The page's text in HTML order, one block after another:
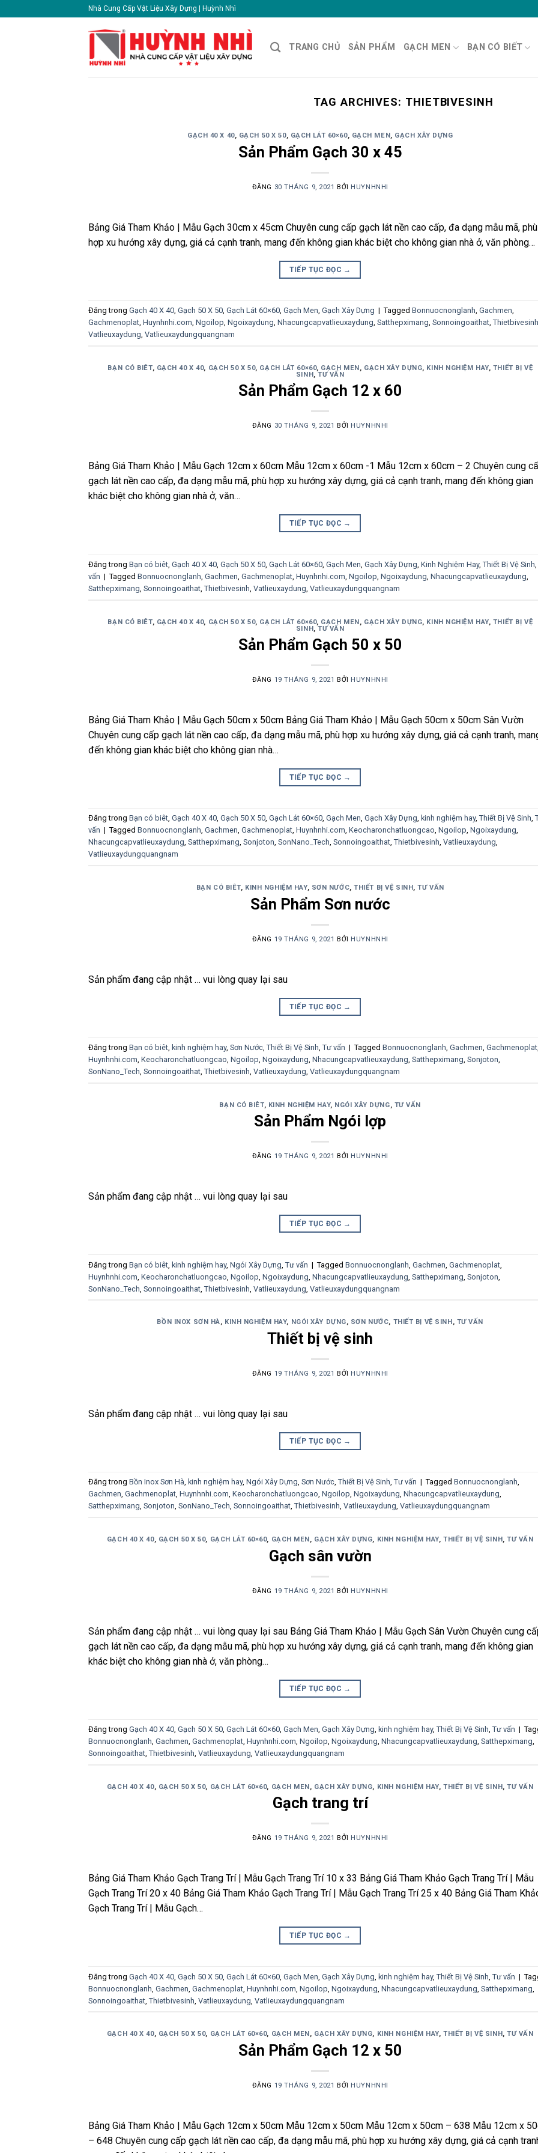
Nhà Cung Cấp Vật Liệu Xây Dựng | Huỳnh Nhì
TRANG CHỦ SẢN PHẨM GẠCH MEN BẠN CÓ BIẾT
TAG ARCHIVES: THIETBIVESINH
GẠCH 40 X 40, GẠCH 50 X 50, GẠCH LÁT 60×60, GẠCH MEN , GẠCH XÂY DỰNG
Sản Phẩm Gạch 30 x 45
ĐĂNG 30 THÁNG 9, 2021 BỞI HUYNHNHI
Bảng Giá Tham Khảo | Mẫu Gạch 30cm x 45cm Chuyên cung cấp gạch lát nền cao cấp, đa dạng mẫu mã, phù
hợp xu hướng xây dựng, giá cả cạnh tranh, mang đến không gian khác biệt cho không gian nhà ở, văn phòng…
TIẾP TỤC ĐỌC →
Đăng trong Gạch 40 X 40, Gạch 50 X 50, Gạch Lát 60×60, Gạch Men, Gạch Xây Dựng | Tagged Bonnuocnonglanh, Gachmen,
Gachmenoplat, Huynhnhi.com, Ngoilop, Ngoixaydung, Nhacungcapvatlieuxaydung, Satthepximang, Sonnoingoaithat, Thietbivesinh
Vatlieuxaydung, Vatlieuxaydungquangnam
BẠN CÓ BIÊT, GẠCH 40 X 40, GẠCH 50 X 50, GẠCH LÁT 60×60, GẠCH MEN, GẠCH XÂY DỰNG, KINH NGHIỆM HAY, THIẾT BỊ VỆ
SINH,TƯ VẤN
Sản Phẩm Gạch 12 x 60
ĐĂNG 30 THÁNG 9, 2021 BỞI HUYNHNHI
Bảng Giá Tham Khảo | Mẫu Gạch 12cm x 60cm Mẫu 12cm x 60cm -1 Mẫu 12cm x 60cm – 2 Chuyên cung
gạch lát nền cao cấp, đa dạng mẫu mã, phù hợp xu hướng xây dựng, giá cả cạnh tranh, mang đến không gian
khác biệt cho không gian nhà ở, văn…
TIẾP TỤC ĐỌC →
Đăng trong Bạn có biêt Gạch 40 X 40 Gạch 50 X 50 Gạch Lát 60×60 Gạch Men Gạch Xây Dựng Kinh Nghiệm Hay, Thiết Bị Vệ Sinh
vấn | Tagged Bonnuocnonglanh Gachmen Gachmenoplat Huynhnhi.com Ngoilop Ngoixaydung Nhacungcapvatlieuxaydung
Satthepximang Sonnoingoaithat Thietbivesinh Vatlieuxaydung Vatlieuxaydungquangnam
BẠN CÓ BIÊT, GẠCH 40 X 40, GẠCH 50 X 50, GẠCH LÁT 60×60, GẠCH MEN GẠCH XÂY DỰNG KINH NGHIỆM HAY, THIẾT BỊ VỆ
SINH ,TƯ VẤN
Sản Phẩm Gạch 50 x 50
ĐĂNG 19 THÁNG 9, 2021 BỞI HUYNHNHI
Bảng Giá Tham Khảo | Mẫu Gạch 50cm x 50cm Bảng Giá Tham Khảo | Mẫu Gạch 50cm x 50cm Sân Vườn
Chuyên cung cấp gạch lát nền cao cấp, đa dạng mẫu mã, phù hợp xu hướng xây dựng, giá cả cạnh tranh,
đến không gian khác biệt cho không gian nhà…
TIẾP TỤC ĐỌC →
Đăng trong Bạn có biêt, Gạch 40 X 40, Gạch 50 X 50, Gạch Lát 60×60, Gạch Men, Gạch Xây Dựng, kinh nghiệm hay, Thiết Bị Vệ Sinh,
vấn | Tagged Bonnuocnonglanh, Gachmen, Gachmenoplat, Huynhnhi.com, Keocharonchatluongcao, Ngoilop, Ngoixaydung,
Nhacungcapvatlieuxaydung, Satthepximang, Sonjoton, SonNano_Tech, Sonnoingoaithat, Thietbivesinh, Vatlieuxaydung,
Vatlieuxaydungquangnam
BẠN CÓ BIÊT, KINH NGHIỆM HAY, SƠN NƯỚC,THIẾT BỊ VỆ SINH ,TƯ VẤN
Sản Phẩm Sơn nước
ĐĂNG 19 THÁNG 9, 2021 BỞI HUYNHNHI
Sản phẩm đang cập nhật … vui lòng quay lại sau
TIẾP TỤC ĐỌC →
Đăng trong Bạn có biêt, kinh nghiệm hay, Sơn Nước, Thiết Bị Vệ Sinh, Tư vấn | Tagged Bonnuocnonglanh, Gachmen, Gachmenoplat
Huynhnhi.com, Keocharonchatluongcao, Ngoilop, Ngoixaydung, Nhacungcapvatlieuxaydung, Satthepximang, Sonjoton,
SonNano_Tech, Sonnoingoaithat, Thietbivesinh, Vatlieuxaydung, Vatlieuxaydungquangnam
BẠN CÓ BIÊT, KINH NGHIỆM HAY, NGÓI XÂY DỰNG, TƯ VẤN
Sản Phẩm Ngói lợp
ĐĂNG 19 THÁNG 9, 2021 BỞI HUYNHNHI
Sản phẩm đang cập nhật … vui lòng quay lại sau
TIẾP TỤC ĐỌC →
Đăng trong Bạn có biêt kinh nghiệm hay, Ngói Xây Dựng Tư vấn | Tagged Bonnuocnonglanh Gachmen Gachmenoplat
Huynhnhi.com Keocharonchatluongcao Ngoilop Ngoixaydung Nhacungcapvatlieuxaydung Satthepximang Sonjoton
SonNano_Tech Sonnoingoaithat Thietbivesinh Vatlieuxaydung Vatlieuxaydungquangnam
BỒN INOX SƠN HÀ, KINH NGHIỆM HAY, NGÓI XÂY DỰNG, SƠN NƯỚC, THIẾT BỊ VỆ SINH , TƯ VẤN
Thiết bị vệ sinh
ĐĂNG 19 THÁNG 9, 2021 BỞI HUYNHNHI
Sản phẩm đang cập nhật … vui lòng quay lại sau
TIẾP TỤC ĐỌC →
Đăng trong Bồn Inox Sơn Hà, kinh nghiệm hay, Ngói Xây Dựng, Sơn Nước, Thiết Bị Vệ Sinh, Tư vấn | Tagged Bonnuocnonglanh,
Gachmen, Gachmenoplat, Huynhnhi.com, Keocharonchatluongcao, Ngoilop, Ngoixaydung, Nhacungcapvatlieuxaydung,
Satthepximang, Sonjoton, SonNano_Tech, Sonnoingoaithat, Thietbivesinh, Vatlieuxaydung, Vatlieuxaydungquangnam
GẠCH 40 X 40, GẠCH 50 X 50, GẠCH LÁT 60×60, GẠCH MEN , GẠCH XÂY DỰNG, KINH NGHIỆM HAY,THIẾT BỊ VỆ SINH ,TƯ VẤN
Gạch sân vườn
ĐĂNG 19 THÁNG 9, 2021 BỞI HUYNHNHI
Sản phẩm đang cập nhật … vui lòng quay lại sau Bảng Giá Tham Khảo | Mẫu Gạch Sân Vườn Chuyên cung
gạch lát nền cao cấp, đa dạng mẫu mã, phù hợp xu hướng xây dựng, giá cả cạnh tranh, mang đến không gian
khác biệt cho không gian nhà ở, văn phòng…
TIẾP TỤC ĐỌC →
Đăng trong Gạch 40 X 40, Gạch 50 X 50, Gạch Lát 60×60, Gạch Men, Gạch Xây Dựng, kinh nghiệm hay, Thiết Bị Vệ Sinh, Tư vấn |
Bonnuocnonglanh, Gachmen, Gachmenoplat, Huynhnhi.com, Ngoilop, Ngoixaydung, Nhacungcapvatlieuxaydung, Satthepximang,
Sonnoingoaithat, Thietbivesinh, Vatlieuxaydung, Vatlieuxaydungquangnam
GẠCH 40 X 40, GẠCH 50 X 50, GẠCH LÁT 60×60, GẠCH MEN, GẠCH XÂY DỰNG, KINH NGHIỆM HAY,THIẾT BỊ VỆ SINH,TƯ VẤN
Gạch trang trí
ĐĂNG 19 THÁNG 9, 2021 BỞI HUYNHNHI
Bảng Giá Tham Khảo Gạch Trang Trí | Mẫu Gạch Trang Trí 10 x 33 Bảng Giá Tham Khảo Gạch Trang Trí | Mẫu
Gạch Trang Trí 20 x 40 Bảng Giá Tham Khảo Gạch Trang Trí | Mẫu Gạch Trang Trí 25 x 40 Bảng Giá Tham
Gạch Trang Trí | Mẫu Gạch…
TIẾP TỤC ĐỌC →
Đăng trong Gạch 40 X 40 Gạch 50 X 50 Gạch Lát 60×60 Gạch Men Gạch Xây Dựng kinh nghiệm hay, Thiết Bị Vệ Sinh Tư vấn |
Bonnuocnonglanh Gachmen Gachmenoplat Huynhnhi.com Ngoilop Ngoixaydung Nhacungcapvatlieuxaydung Satthepximang
Sonnoingoaithat Thietbivesinh Vatlieuxaydung Vatlieuxaydungquangnam
GẠCH 40 X 40, GẠCH 50 X 50, GẠCH LÁT 60×60, GẠCH MEN , GẠCH XÂY DỰNG, KINH NGHIỆM HAY,THIẾT BỊ VỆ SINH ,TƯ VẤN
Sản Phẩm Gạch 12 x 50
ĐĂNG 19 THÁNG 9, 2021 BỞI HUYNHNHI
Bảng Giá Tham Khảo | Mẫu Gạch 12cm x 50cm Mẫu 12cm x 50cm Mẫu 12cm x 50cm – 638 Mẫu 12cm x
– 648 Chuyên cung cấp gạch lát nền cao cấp, đa dạng mẫu mã, phù hợp xu hướng xây dựng, giá cả cạnh